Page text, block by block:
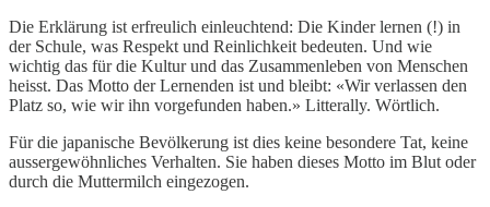
Die Erklärung ist erfreulich einleuchtend: Die Kinder lernen (!) in
der Schule, was Respekt und Reinlichkeit bedeuten. Und wie
wichtig das für die Kultur und das Zusammenleben von Menschen
heisst. Das Motto der Lernenden ist und bleibt: «Wir verlassen den
Platz so, wie wir ihn vorgefunden haben.» Litterally. Wörtlich.
Für die japanische Bevölkerung ist dies keine besondere Tat, keine
aussergewöhnliches Verhalten. Sie haben dieses Motto im Blut oder
durch die Muttermilch eingezogen.